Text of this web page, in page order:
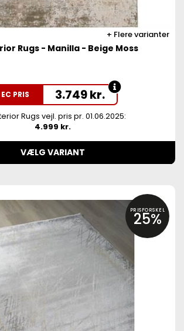
Flere varianter
Rugs - Manilla - Beige Moss
EC PRIS 3.749kr.
Rugs vejl. pris pr. 01.06.2025:
4.999 kr.
VÆLG VARIANT
PRISFORSKEL
25%